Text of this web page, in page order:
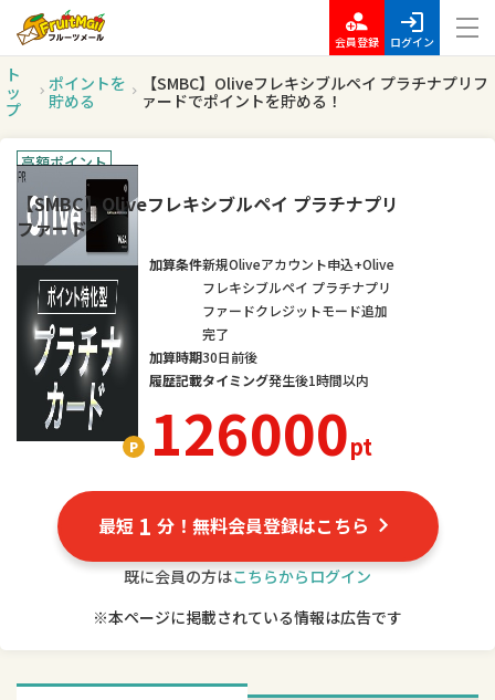
会員登録 ログイン
ト
ッ
プ
ポイントを
貯める
【SMBC】Oliveフレキシブルペイ プラチナプリフ
ァードでポイントを貯める！
高額ポイント
【SMBC】Oliveフレキシブルペイ プラチナプリ
ファード
126000pt
加算条件新規Oliveアカウント申込+Olive
フレキシブルペイ プラチナプリ
ファードクレジットモード追加
完了
加算時期30日前後
履歴記載タイミング発生後1時間以内
最短 1 分！無料会員登録はこちら
既に会員の方はこちらからログイン
※本ページに掲載されている情報は広告です